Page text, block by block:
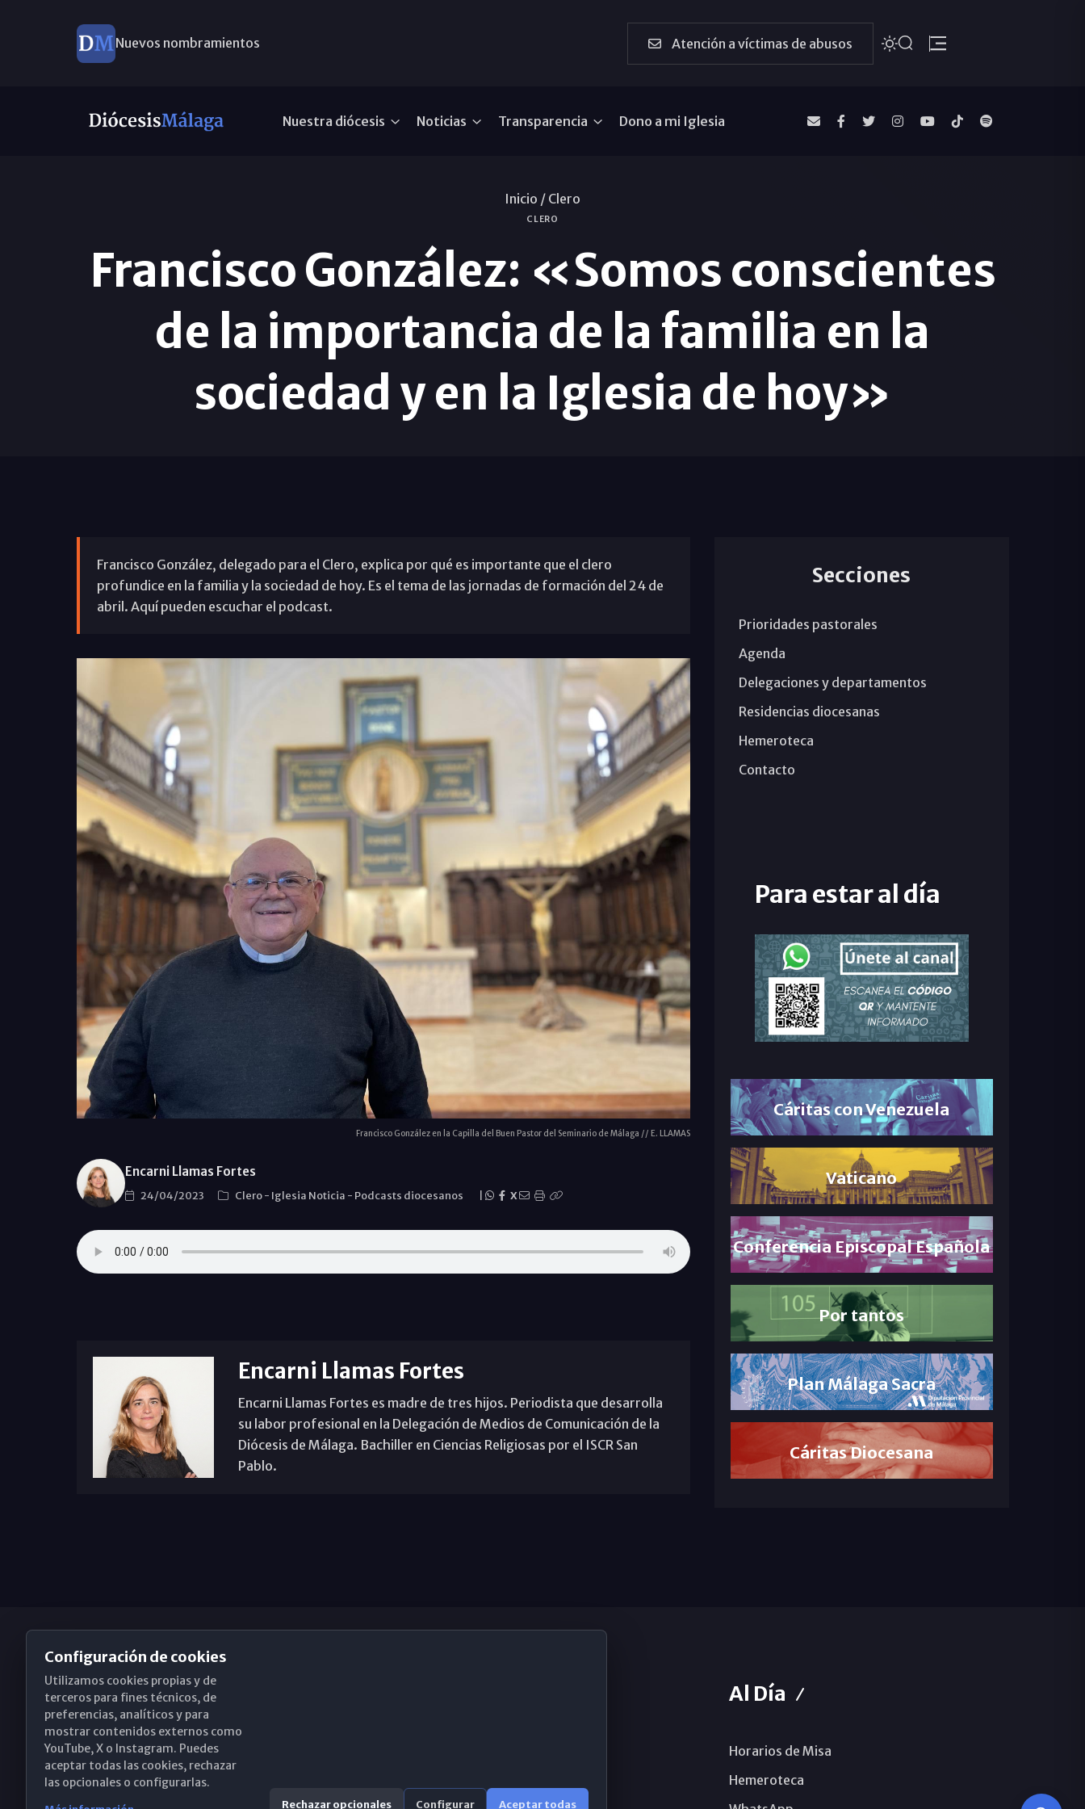
Nuevos nombramientos Atención a víctimas de abusos
Nuestra diócesis Noticias Transparencia Dono a mi Iglesia
Inicio / Clero
CLERO
Francisco González: «Somos conscientes
de la importancia de la familia en la
sociedad y en la Iglesia de hoy»
Francisco González, delegado para el Clero, explica por qué es importante que el clero
profundice en la familia y la sociedad de hoy. Es el tema de las jornadas de formación del 24 de
abril. Aquí pueden escuchar el podcast.
Francisco González en la Capilla del Buen Pastor del Seminario de Málaga // E. LLAMAS
Encarni Llamas Fortes
24/04/2023 Clero- Iglesia Noticia - Podcasts diocesanos X
Encarni Llamas Fortes
Encarni Llamas Fortes es madre de tres hijos. Periodista que desarrolla
su labor profesional en la Delegación de Medios de Comunicación de la
Diócesis de Málaga. Bachiller en Ciencias Religiosas por el ISCR San
Pablo.
Secciones
Prioridades pastorales
Agenda
Delegaciones y departamentos
Residencias diocesanas
Hemeroteca
Contacto
Para estar al día
Cáritas con Venezuela
Vaticano
Conferencia Episcopal Española
Por tantos
Plan Málaga Sacra
Cáritas Diocesana
Obispado de Málaga
Santa María, 18-20. 29015 Málaga
(+34) 952 224 386
Al Día
Horarios de Misa
Hemeroteca
Configuración de cookies
Utilizamos cookies propias y de
terceros para fines técnicos, de
preferencias, analíticos y para
mostrar contenidos externos como
YouTube, X o Instagram. Puedes
aceptar todas las cookies, rechazar
las opcionales o configurarlas.
Rechazar opcionales Configurar Aceptar todas